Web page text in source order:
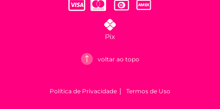
voltar ao topo
Política de Privacidade Termos de Uso